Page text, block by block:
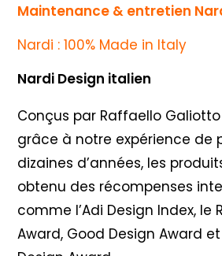
Maintenance & entretien
Nardi : 100% Made in Italy
Nardi Design italien
Conçus par Raffaello
grâce à notre expérience de
dizaines d’années, les
obtenu des récompenses
comme l’Adi Design Index, le
Award, Good Design Award